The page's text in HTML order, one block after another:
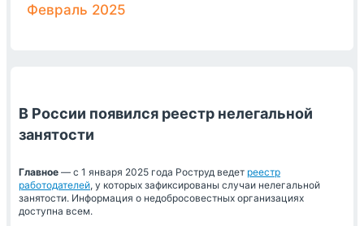
Февраль 2025
В России появился реестр нелегальной
занятости
Главное — с 1 января 2025 года Роструд ведет реестр
работодателей, у которых зафиксированы случаи нелегальной
занятости. Информация о недобросовестных организациях
доступна всем.